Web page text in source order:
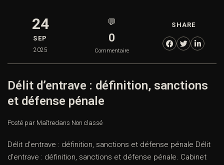
24
SEP
2025
💬
0
Commentaire
SHARE
Délit d’entrave : définition, sanctions
et défense pénale
Posté par Maîtredans Non classé
Délit d’entrave : définition, sanctions et défense pénale Délit
d’entrave : définition, sanctions et défense pénale. Cabinet